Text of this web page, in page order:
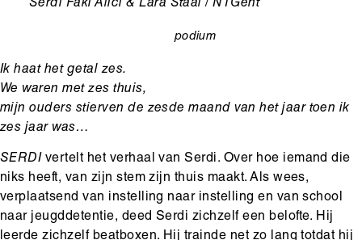
Ondertitel
Serdi Faki Alici & Lara Staal / NTGent
podium
Ik haat het getal zes.
We waren met zes thuis,
mijn ouders stierven de zesde maand van het jaar toen ik
zes jaar was…
SERDI vertelt het verhaal van Serdi. Over hoe iemand die
niks heeft, van zijn stem zijn thuis maakt. Als wees,
verplaatsend van instelling naar instelling en van school
naar jeugddetentie, deed Serdi zichzelf een belofte. Hij
leerde zichzelf beatboxen. Hij trainde net zo lang totdat hij